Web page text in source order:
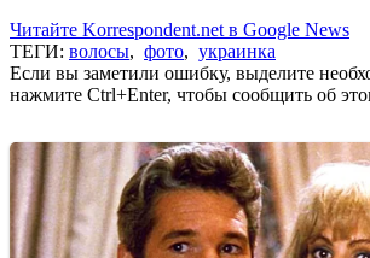
Читайте Korrespondent.net в Google News
ТЕГИ: волосы, фото, украинка
Если вы заметили ошибку, выделите
нажмите Ctrl+Enter, чтобы сообщить об